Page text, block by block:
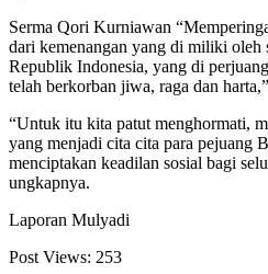
Serma Qori Kurniawan
dari kemenangan yang di miliki oleh
Republik Indonesia, yang di
telah berkorban jiwa, raga dan
“Untuk itu kita patut menghormati,
yang menjadi cita cita para pejuang
menciptakan keadilan sosial bagi
ungkapnya.
Laporan Mulyadi
Post Views: 253